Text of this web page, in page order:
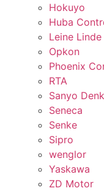
Hokuyo
Huba
Leine Linde
Opkon
Phoenix
RTA
Sanyo
Seneca
Senke
Sipro
wenglor
Yaskawa
ZD Motor